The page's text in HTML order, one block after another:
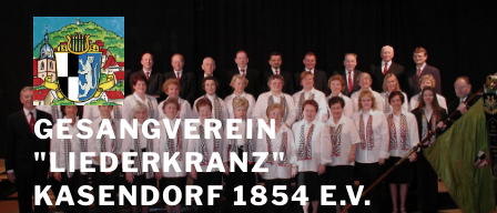
Zum
Inhalt
springen
GESANGVEREIN
"LIEDERKRANZ"
KASENDORF 1854 E.V.